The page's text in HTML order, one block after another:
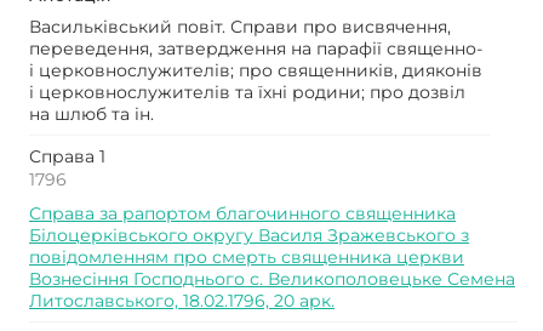
Васильківський повіт. Справи про висвячення,
переведення, затвердження на парафії священно-
і церковнослужителів; про священників, дияконів
і церковнослужителів та їхні родини; про дозвіл
на шлюб та ін.
Справа 1
1796
Справа за рапортом благочинного священника
Білоцерківського округу Василя Зражевського з
повідомленням про смерть священника церкви
Вознесіння Господнього с. Великополовецьке Семена
Литославського, 18.02.1796, 20 арк.